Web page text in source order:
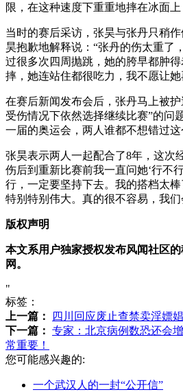
限，在这种速度下重重地摔在冰面
当时的赛后采访，张昊与张丹只稍
昊抱歉地解释说：“张丹的伤太重了
过很多次四周抛跳，她的胯早都肿
摔，她连站住都很吃力，我不愿让
在赛后新闻发布会后，张丹马上被
受伤情况下依然选择继续比赛”的问
一届的奥运会，两人谁都不想错过这
张昊表示两人一起配合了8年，这次
伤后到重新比赛前我一直问她‘行不
行，一定要坚持下去。我的搭档太棒
特别特别伟大。真的很不容易，我
版权声明
本文系用户独家授权发布风闻社区
网。
"
标签：
上一篇：
四川回应废止查禁卖淫嫖
下一篇： 专家：北京病例数恐还会
常重要！
您可能感兴趣的:
一个武汉人的一封“公开信”